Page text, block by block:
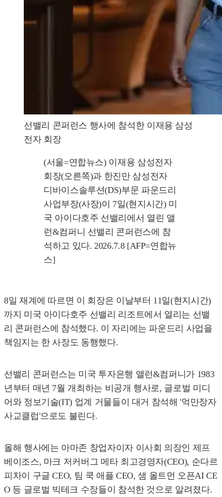
선밸리 콘퍼런스 행사에 참석한 이재용 삼성
전자 회장
(서울=연합뉴스) 이재용 삼성전자
회장(오른쪽)과 한진만 삼성전자
디바이스솔루션(DS)부문 파운드리
사업부장(사장)이 7일(현지시간) 미
국 아이다호주 선밸리에서 열린 앨
런&컴퍼니 선밸리 콘퍼런스에 참
석하고 있다. 2026.7.8 [AFP=연합뉴
스]
8일 재계에 따르면 이 회장은 이날부터 11일(현지시간)
까지 미국 아이다호주 선밸리 리조트에서 열리는 선밸
리 콘퍼런스에 참석했다. 이 자리에는 파운드리 사업을
책임지는 한 사장도 동행했다.
선밸리 콘퍼런스는 미국 투자은행 앨런&컴퍼니가 1983
년부터 매년 7월 개최하는 비공개 행사로, 글로벌 미디
어와 정보기술(IT) 업계 거물들이 대거 참석해 '억만장자
사교클럽'으로도 불린다.
올해 행사에는 아마존 창업자이자 이사회 의장인 제프
베이조스, 마크 저커버그 메타 최고경영자(CEO), 순다르
피차이 구글 CEO, 팀 쿡 애플 CEO, 샘 올트먼 오픈AI CE
O 등 글로벌 빅테크 수장들이 참석한 것으로 알려졌다.